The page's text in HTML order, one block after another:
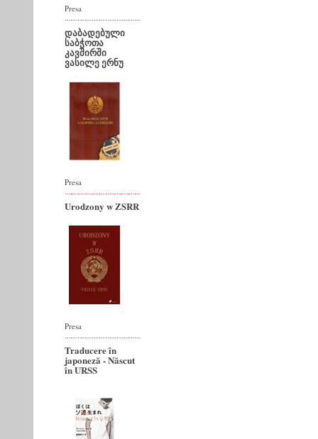
Presa
დაბადებული
საბჭოთა
კავშირში
ვასილე ერნუ
Presa
Urodzony w ZSRR
Presa
Traducere în
japoneză - Născut
în URSS